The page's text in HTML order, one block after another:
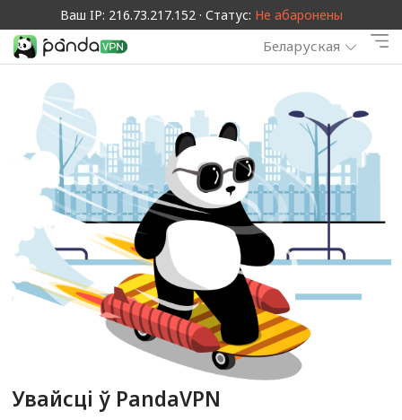
Ваш IP: 216.73.217.152 · Статус: Не абаронены
Беларуская
Увайсці ў PandaVPN